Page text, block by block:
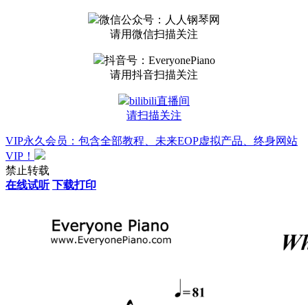
微信公众号：人人钢琴网
请用微信扫描关注
抖音号：EveryonePiano
请用抖音扫描关注
bilibili直播间
请扫描关注
VIP永久会员：包含全部教程、未来EOP虚拟产品、终身网站
VIP！
禁止转载
在线试听 下载打印